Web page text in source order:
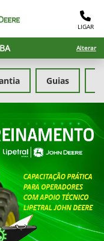
LIGAR
Alterar
Guias